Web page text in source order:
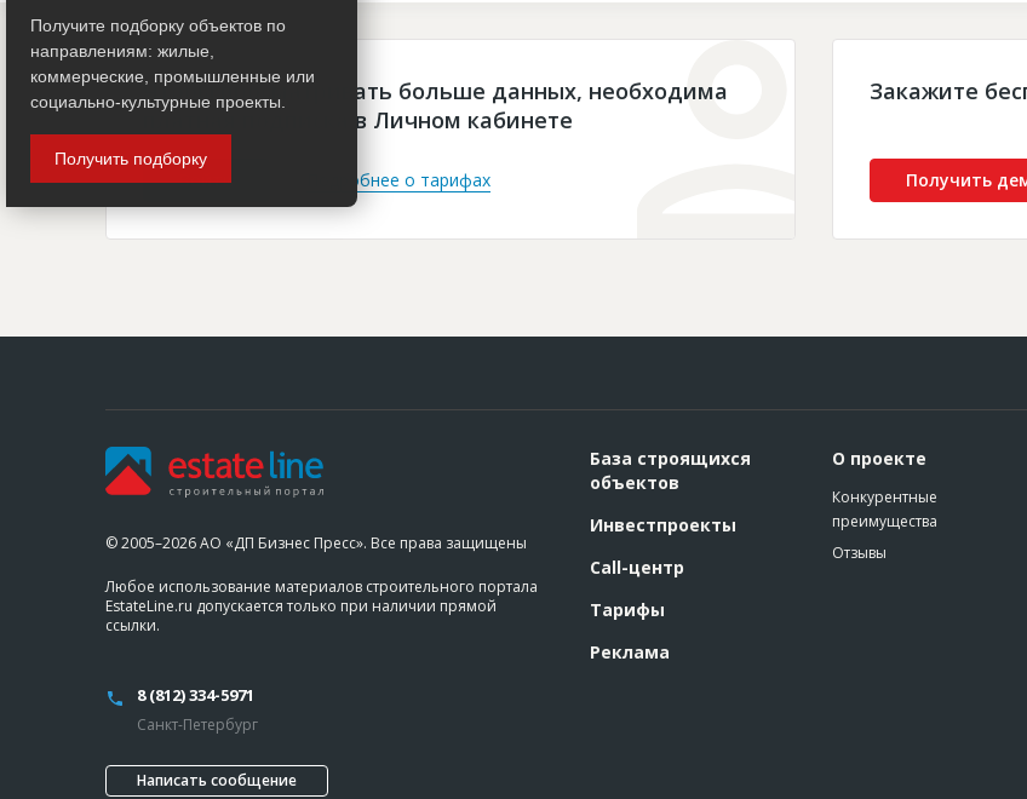
Чтобы просматривать больше данных, необходима
платная подписка в Личном кабинете
Войти Подробнее о тарифах
Закажите
Получить
© 2005–2026 АО «ДП Бизнес Пресс». Все права защищены
Любое использование материалов строительного портала
EstateLine.ru допускается только при наличии прямой
ссылки.
8 (812) 334-5971
Санкт-Петербург
Написать сообщение
База строящихся
объектов
Инвестпроекты
Call-центр
Тарифы
Реклама
О проекте
Конкурентные
преимущества
Отзывы
Получите подборку объектов по
направлениям: жилые,
коммерческие, промышленные или
социально-культурные проекты.
Получить подборку